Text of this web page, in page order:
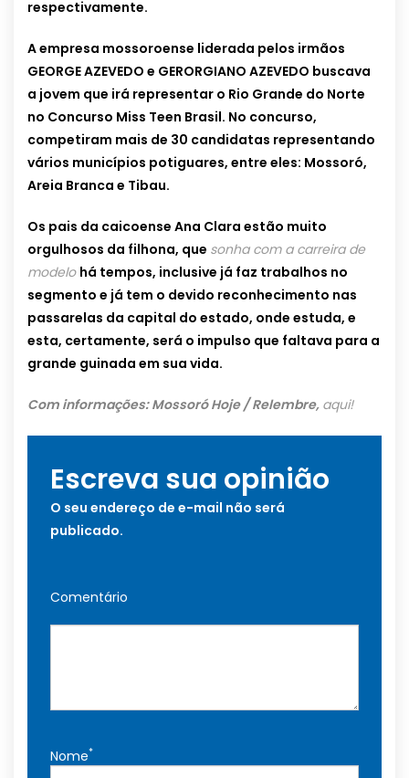
respectivamente.
A empresa mossoroense liderada pelos irmãos
GEORGE AZEVEDO e GERORGIANO AZEVEDO buscava
a jovem que irá representar o Rio Grande do Norte
no Concurso Miss Teen Brasil. No concurso,
competiram mais de 30 candidatas representando
vários municípios potiguares, entre eles: Mossoró,
Areia Branca e Tibau.
Os pais da caicoense Ana Clara estão muito
orgulhosos da filhona, que sonha com a carreira de
modelo há tempos, inclusive já faz trabalhos no
segmento e já tem o devido reconhecimento nas
passarelas da capital do estado, onde estuda, e
esta, certamente, será o impulso que faltava para a
grande guinada em sua vida.
Com informações: Mossoró Hoje / Relembre, aqui!
Escreva sua opinião
O seu endereço de e-mail não será
publicado.
Comentário
Nome*